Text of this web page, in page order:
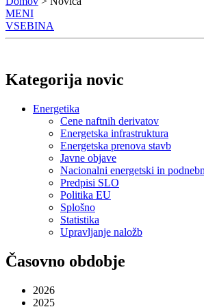
MENI
VSEBINA
Kategorija novic
Energetika
Cene naftnih derivatov
Energetska infrastruktura
Energetska prenova stavb
Javne objave
Nacionalni energetski in
Predpisi SLO
Politika EU
Splošno
Statistika
Upravljanje naložb
Časovno obdobje
2026
2025